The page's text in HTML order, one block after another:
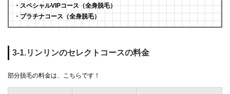
・スペシャルVIPコース（全身脱毛）
・プラチナコース（全身脱毛）
3-1.リンリンのセレクトコースの料金
部分脱毛の料金は、こちらです！